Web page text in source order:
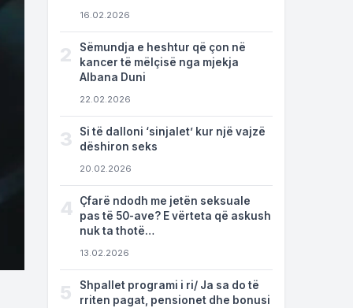
16.02.2026
2
Sëmundja e heshtur që çon në
kancer të mëlçisë nga mjekja
Albana Duni
22.02.2026
3
Si të dalloni ‘sinjalet’ kur një vajzë
dëshiron seks
20.02.2026
4
Çfarë ndodh me jetën seksuale
pas të 50-ave? E vërteta që askush
nuk ta thotë…
13.02.2026
5
Shpallet programi i ri/ Ja sa do të
rriten pagat, pensionet dhe bonusi